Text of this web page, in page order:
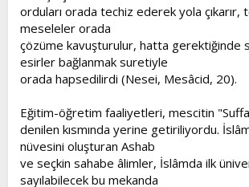
orduları orada techiz ederek yola çıkarır,
meseleler orada
çözüme kavuşturulur, hatta gerektiğinde
esirler bağlanmak suretiyle
orada hapsedilirdi (Nesei, Mesâcid, 20).
Eğitim-öğretim faaliyetleri, mescitin
denilen kısmında yerine getiriliyordu.
nüvesini oluşturan Ashab
ve seçkin sahabe âlimler, İslâmda ilk
sayılabilecek bu mekanda